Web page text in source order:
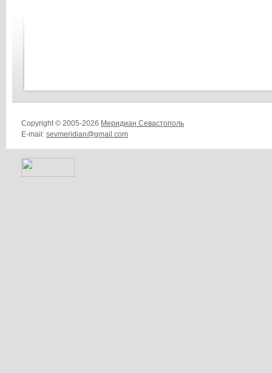
Copyright © 2005-2026 Меридиан Севастополь
E-mail: sevmeridian@gmail.com